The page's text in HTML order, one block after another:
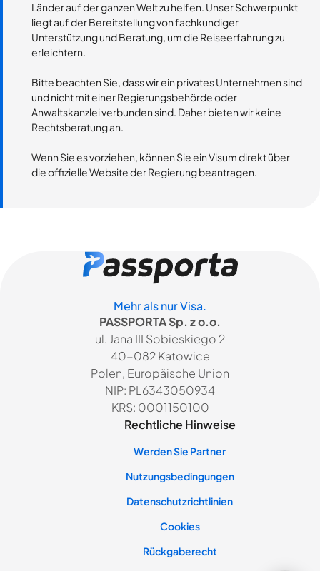
Länder auf der ganzen Welt zu helfen. Unser Schwerpunkt
liegt auf der Bereitstellung von fachkundiger
Unterstützung und Beratung, um die Reiseerfahrung zu
erleichtern.
Bitte beachten Sie, dass wir ein privates Unternehmen sind
und nicht mit einer Regierungsbehörde oder
Anwaltskanzlei verbunden sind. Daher bieten wir keine
Rechtsberatung an.
Wenn Sie es vorziehen, können Sie ein Visum direkt über
die offizielle Website der Regierung beantragen.
Mehr als nur Visa.
PASSPORTA Sp. z o.o.
ul. Jana III Sobieskiego 2
40-082 Katowice
Polen, Europäische Union
NIP: PL6343050934
KRS: 0001150100
Rechtliche Hinweise
Werden Sie Partner
Nutzungsbedingungen
Datenschutzrichtlinien
Cookies
Rückgaberecht